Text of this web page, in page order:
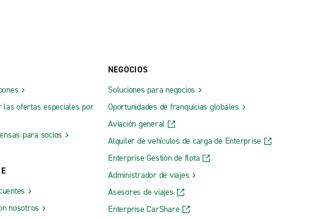
las ofertas especiales por
para socios
nosotros
NEGOCIOS
Soluciones para negocios
Oportunidades de franquicias globales
Aviación general
Alquiler de vehículos de carga de Enterprise
Enterprise Gestión de flota
Administrador de viajes
Asesores de viajes
Enterprise CarShare